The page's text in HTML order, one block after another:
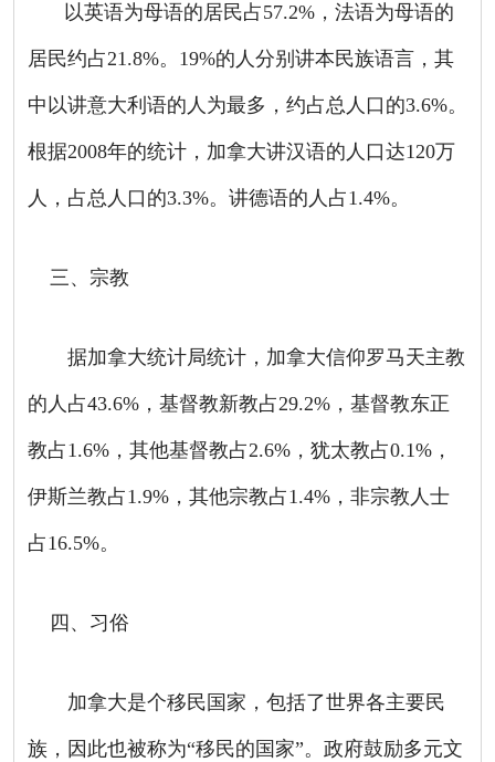
以英语为母语的居民占57.2% ，法语为母语的
居民约占21.8%。 19%的人分别讲本民族语言，其
中以讲意大利语的人为最多，约占总人口的3.6%。
根据2008年的统计，加拿大讲汉语的人口达120万
人，占总人口的3.3%。讲德语的人占1.4%。
三、宗教
据加拿大统计局统计，加拿大信仰罗马天主教
的人占43.6% ，基督教新教占29.2% ，基督教东正
教占1.6% ，其他基督教占2.6% ，犹太教占0.1% ，
伊斯兰教占1.9% ，其他宗教占1.4% ，非宗教人士
占16.5%。
四、习俗
加拿大是个移民国家，包括了世界各主要民
族，因此也被称为“移民的国家”。政府鼓励多元文